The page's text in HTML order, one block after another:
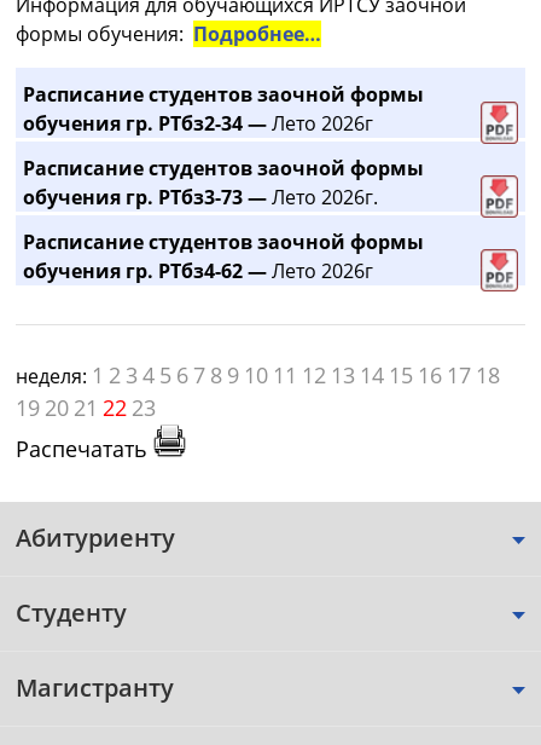
Информация для обучающихся ИРТСУ заочной
формы обучения: Подробнее…
Расписание студентов заочной формы
обучения гр. РТбз2-34 —Лето 2026г
Расписание студентов заочной формы
обучения гр. РТбз3-73 —Лето 2026г.
Расписание студентов заочной формы
обучения гр. РТбз4-62 —Лето 2026г
неделя: 1 2 3 4 5 6 7 8 9 10 11 12 13 14 15 16 17 18
19 20 21 22 23
Распечатать
Абитуриенту
Студенту
Магистранту